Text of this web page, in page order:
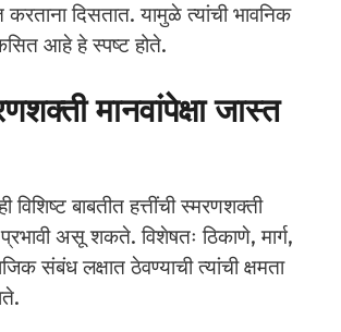
दिसतात. यामुळे त्यांची भावनिक
आहे हे स्पष्ट होते.
मानवांपेक्षा जास्त
विशिष्ट बाबतीत हत्तींची स्मरणशक्ती
प्रभावी असू शकते. विशेषतः ठिकाणे, मार्ग,
संबंध लक्षात ठेवण्याची त्यांची क्षमता